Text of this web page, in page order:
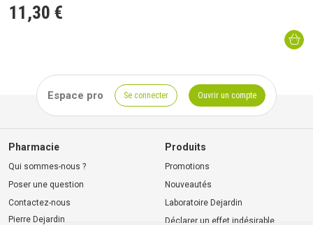
11 ,30 €
Espace pro Se connecter Ouvrir un compte
Pharmacie
Qui sommes-nous ?
Poser une question
Contactez-nous
Pierre Dejardin
Produits
Promotions
Nouveautés
Laboratoire Dejardin
Déclarer un effet indésirable